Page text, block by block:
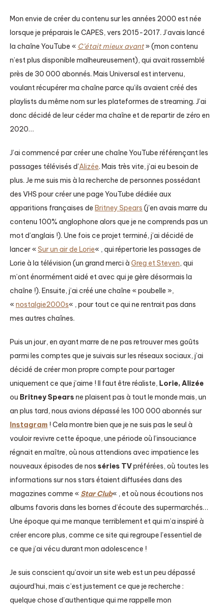
Mon envie de créer du contenu sur les années 2000 est née
lorsque je préparais le CAPES, vers 2015-2017. J’avais lancé
la chaîne YouTube « C’était mieux avant» (mon contenu
n’est plus disponible malheureusement), qui avait rassemblé
près de 30 000 abonnés. Mais Universal est intervenu,
voulant récupérer ma chaîne parce qu’ils avaient créé des
playlists du même nom sur les plateformes de streaming. J’ai
donc décidé de leur céder ma chaîne et de repartir de zéro en
2020…
J’ai commencé par créer une chaîne YouTube référençant les
passages télévisés d’Alizée. Mais très vite, j’ai eu besoin de
plus. Je me suis mis à la recherche de personnes possédant
des VHS pour créer une page YouTube dédiée aux
apparitions françaises de Britney Spears (j’en avais marre du
contenu 100% anglophone alors que je ne comprends pas un
mot d’anglais !). Une fois ce projet terminé, j’ai décidé de
lancer « Sur un air de Lorie« , qui répertorie les passages de
Lorie à la télévision (un grand merci à Greg et Steven, qui
m’ont énormément aidé et avec qui je gère désormais la
chaîne !). Ensuite, j’ai créé une chaîne « poubelle »,
« nostalgie2000s« , pour tout ce qui ne rentrait pas dans
mes autres chaînes.
Puis un jour, en ayant marre de ne pas retrouver mes goûts
parmi les comptes que je suivais sur les réseaux sociaux, j’ai
décidé de créer mon propre compte pour partager
uniquement ce que j’aime ! Il faut être réaliste, Lorie, Alizée
ou Britney Spears ne plaisent pas à tout le monde mais, un
an plus tard, nous avions dépassé les 100 000 abonnés sur
Instagram ! Cela montre bien que je ne suis pas le seul à
vouloir revivre cette époque, une période où l’insouciance
régnait en maître, où nous attendions avec impatience les
nouveaux épisodes de nos séries TVpréférées, où toutes les
informations sur nos stars étaient diffusées dans des
magazines comme « Star Club« , et où nous écoutions nos
albums favoris dans les bornes d’écoute des supermarchés…
Une époque qui me manque terriblement et qui m’a inspiré à
créer encore plus, comme ce site qui regroupe l’essentiel de
ce que j’ai vécu durant mon adolescence !
Je suis conscient qu’avoir un site web est un peu dépassé
aujourd’hui, mais c’est justement ce que je recherche :
quelque chose d’authentique qui me rappelle mon